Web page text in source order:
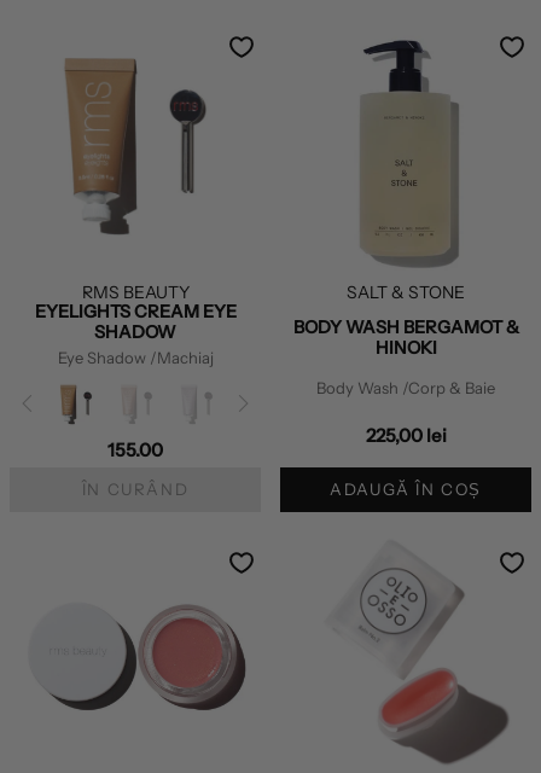
RMS BEAUTY
EYELIGHTS CREAM EYE
SHADOW
Eye Shadow /Machiaj
155.00
ÎN CURÂND
SALT & STONE
BODY WASH BERGAMOT &
HINOKI
Body Wash /Corp & Baie
225,00 lei
ADAUGĂ ÎN COȘ